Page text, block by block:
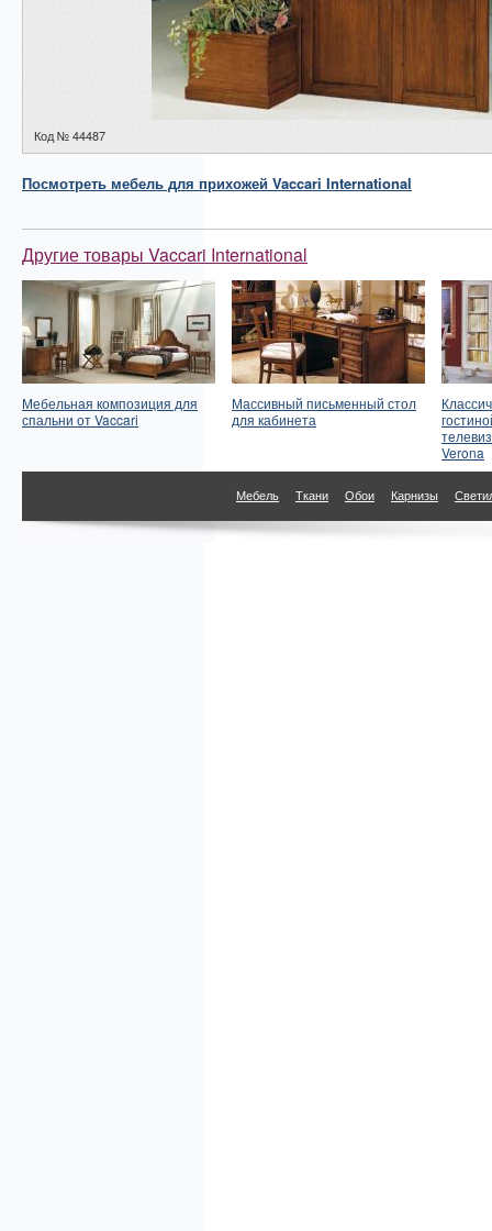
Код № 44487
Посмотреть мебель для прихожей Vaccari International
Другие товары Vaccari International
Мебельная композиция для
спальни от Vaccari
Массивный письменный стол
для кабинета
Verona
Мебель Ткани Обои Карнизы